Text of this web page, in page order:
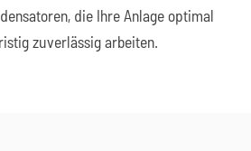
die Ihre Anlage optimal
zuverlässig arbeiten.